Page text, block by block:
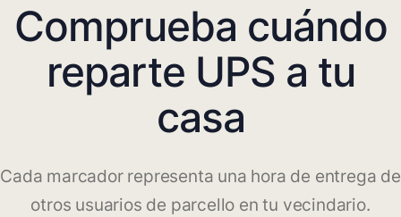
Comprueba cuándo
reparte UPS a tu
casa
Cada marcador representa una hora de entrega de
otros usuarios de parcello en tu vecindario.